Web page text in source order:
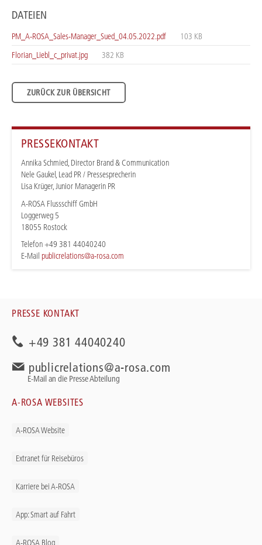
DATEIEN
PM_A-ROSA_Sales-Manager_Sued_04.05.2022.pdf
103 KB
Florian_Liebl_c_privat.jpg
382 KB
ZURÜCK ZUR ÜBERSICHT
PRESSEKONTAKT
Annika Schmied, Director Brand & Communication
Nele Gaukel, Lead PR / Pressesprecherin
Lisa Krüger, Junior Managerin PR
A-ROSA Flussschiff GmbH
Loggerweg 5
18055 Rostock
Telefon +49 381 44040240
E-Mail publicrelations@a-rosa.com
PRESSE KONTAKT
+49 381 44040240
publicrelations@a-rosa.com
E-Mail an die Presse Abteilung
A-ROSA WEBSITES
A-ROSA Website
Extranet für Reisebüros
Karriere bei A-ROSA
App: Smart auf Fahrt
A-ROSA Blog